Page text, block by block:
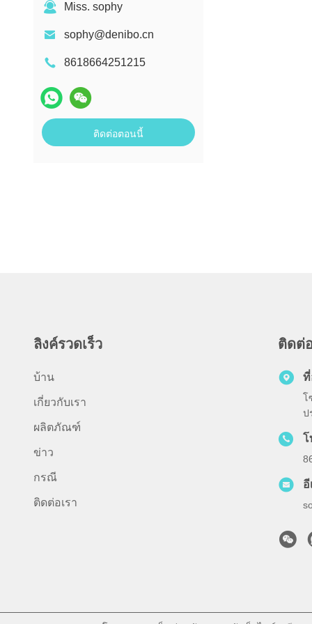
Miss. sophy
sophy@denibo.cn
8618664251215
ติดต่อตอนนี้
ลิงค์รวดเร็ว
บ้าน
เกี่ยวกับเรา
ผลิตภัณฑ์
ข่าว
กรณี
ติดต่อเรา
ติดต่
ที่
โ
ป
โ
อี